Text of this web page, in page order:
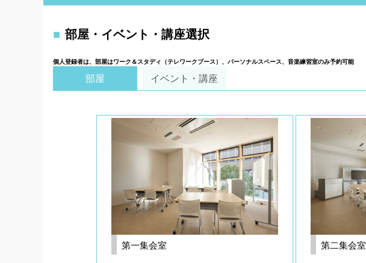
部屋・イベント・講座選択
個人登録者は、部屋はワーク＆スタディ（テレワークブース）、パーソナルスペース、音楽練習室のみ予約可能
部屋 イベント・講座
第一集会室 第二集会室